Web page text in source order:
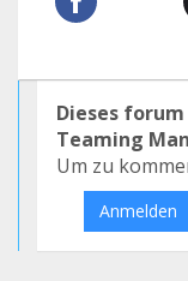
Dieses
Teaming
Um zu
Anmelden